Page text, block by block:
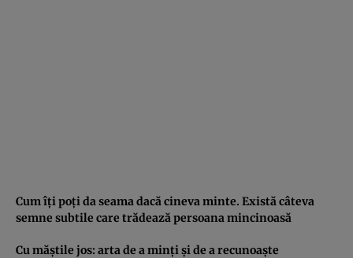
Cum îţi poţi da seama dacă cineva minte. Există câteva
semne subtile care trădează persoana mincinoasă
Cu măştile jos: arta de a minţi şi de a recunoaşte